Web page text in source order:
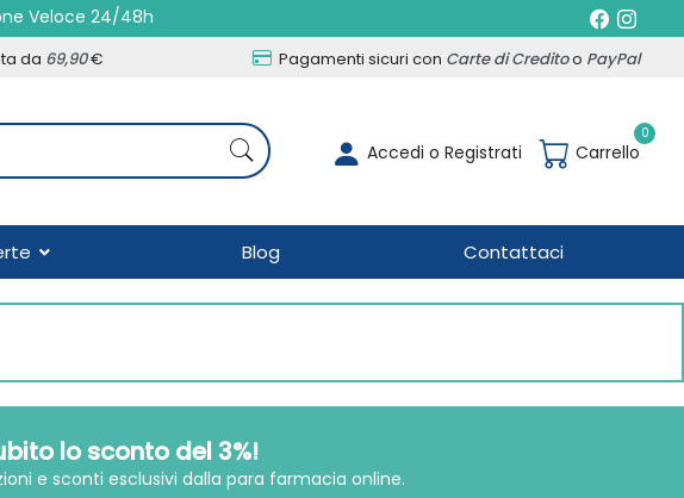
Veloce 24/48h
da 69,90€ Pagamenti sicuri con Carte di Creditoo PayPal
Accedi o Registrati Carrello
0
Blog Contattaci
lo sconto del 3%!
e sconti esclusivi dalla para farmacia online.